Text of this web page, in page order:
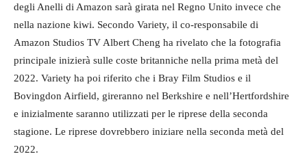
degli Anelli di Amazon sarà girata nel Regno Unito invece che
nella nazione kiwi. Secondo Variety, il co-responsabile di
Amazon Studios TV Albert Cheng ha rivelato che la fotografia
principale inizierà sulle coste britanniche nella prima metà del
2022. Variety ha poi riferito che i Bray Film Studios e il
Bovingdon Airfield, gireranno nel Berkshire e nell’Hertfordshire
e inizialmente saranno utilizzati per le riprese della seconda
stagione. Le riprese dovrebbero iniziare nella seconda metà del
2022.